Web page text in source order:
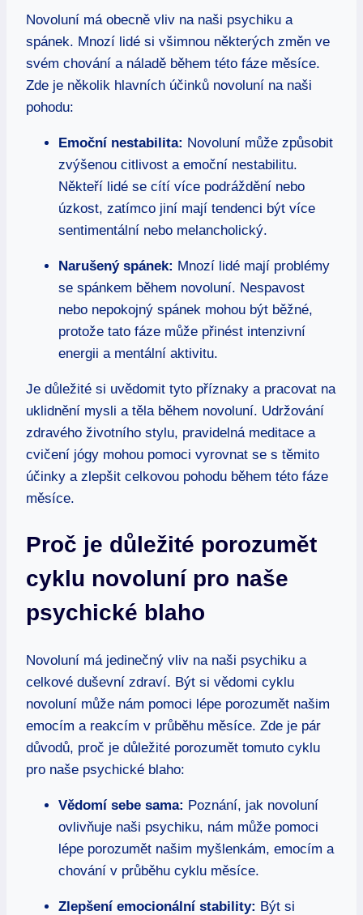
Novoluní má obecně vliv na naši psychiku a
spánek. Mnozí lidé si všimnou některých změn ve
svém chování a náladě během této fáze měsíce.
Zde je několik hlavních účinků novoluní na naši
pohodu:
Emoční nestabilita: Novoluní může způsobit
zvýšenou citlivost a emoční nestabilitu.
Někteří lidé se cítí více podráždění nebo
úzkost, zatímco jiní mají tendenci být více
sentimentální nebo melancholický.
Narušený spánek: Mnozí lidé mají problémy
se spánkem během novoluní. Nespavost
nebo nepokojný spánek mohou být běžné,
protože tato fáze může přinést intenzivní
energii a mentální aktivitu.
Je důležité si uvědomit tyto příznaky a pracovat na
uklidnění mysli a těla během novoluní. Udržování
zdravého životního stylu, pravidelná meditace a
cvičení jógy mohou pomoci vyrovnat se s těmito
účinky a zlepšit celkovou pohodu během této fáze
měsíce.
Proč je důležité porozumět
cyklu novoluní pro naše
psychické blaho
Novoluní má jedinečný vliv na naši psychiku a
celkové duševní zdraví. Být si vědomi cyklu
novoluní může nám pomoci lépe porozumět našim
emocím a reakcím v průběhu měsíce. Zde je pár
důvodů, proč je důležité porozumět tomuto cyklu
pro naše psychické blaho:
Vědomí sebe sama: Poznání, jak novoluní
ovlivňuje naši psychiku, nám může pomoci
lépe porozumět našim myšlenkám, emocím a
chování v průběhu cyklu měsíce.
Zlepšení emocionální stability: Být si